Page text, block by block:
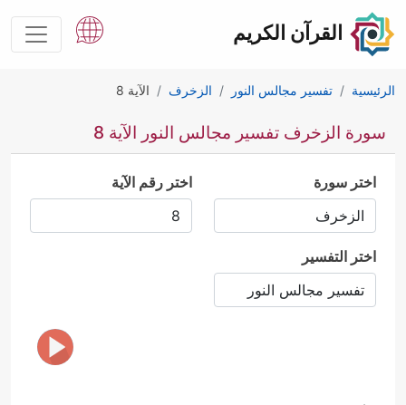
القرآن الكريم
الرئيسية تفسير مجالس النور الزخرف الآية 8
سورة الزخرف تفسير مجالس النور الآية 8
اختر سورة اختر رقم الآية
اختر التفسير